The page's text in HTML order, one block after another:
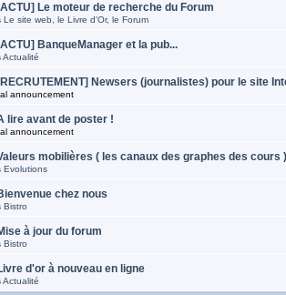
Le moteur de recherche du Forum
Le site web, le Livre d'Or, le Forum
BanqueManager et la pub...
Actualité
Newsers (journalistes) pour le site
announcement
lire avant de poster !
announcement
mobilières ( les canaux des graphes des cours )
Evolutions
chez nous
Bistro
à jour du forum
Bistro
d'or à nouveau en ligne
Actualité